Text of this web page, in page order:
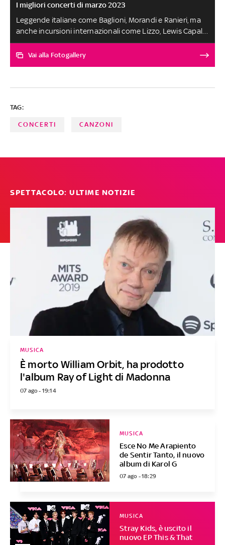
I migliori concerti di marzo 2023
Leggende italiane come Baglioni, Morandi e Ranieri, ma
anche incursioni internazionali come Lizzo, Lewis Capaldi
e Roger Waters: ecco i concerti imperdibili di marzo
Vai alla Fotogallery
TAG:
CONCERTI CANZONI
SPETTACOLO: ULTIME NOTIZIE
È morto William Orbit, ha prodotto
l'album Ray of Light di Madonna
MUSICA
07 ago - 19:14
Esce No Me Arapiento
de Sentir Tanto, il nuovo
album di Karol G
MUSICA
07 ago - 18:29
Stray Kids, è uscito il
nuovo EP This & That
MUSICA